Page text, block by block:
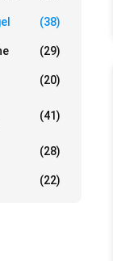
(38)
(29)
(20)
(41)
(28)
(22)